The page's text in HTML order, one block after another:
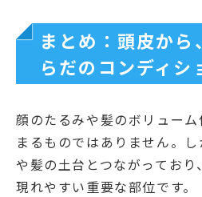
まとめ：頭皮から
らだのコンディシ
顔のたるみや髪のボリュー
まるものではありません。
や髪の土台とつながってお
現れやすい重要な部位です。